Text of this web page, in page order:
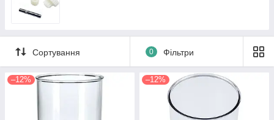
Сортування 0 Фільтри
–12% –12%